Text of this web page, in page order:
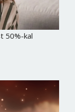
50%-kal